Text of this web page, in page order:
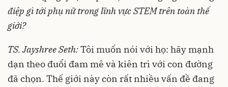
điệp gì tới phụ nữ trong lĩnh vực STEM trên toàn thế
giới?
TS. Jayshree Seth:Tôi muốn nói với họ: hãy mạnh
dạn theo đuổi đam mê và kiên trì với con đường
đã chọn. Thế giới này còn rất nhiều vấn đề đang